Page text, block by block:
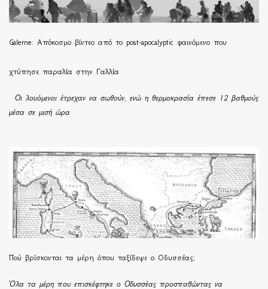
Galerne: Απόκοσμο βίντεο από το post-apocalyptic φαινόμενο που
χτύπησε παραλία στην Γαλλία
Οι λουόμενοι έτρεχαν να σωθούν, ενώ η θερμοκρασία έπεσε 12 βαθμούς
μέσα σε μισή ώρα
Πού βρίσκονται τα μέρη όπου ταξίδεψε ο Οδυσσέας;
Όλα τα μέρη που επισκέφτηκε ο Οδυσσέας προσπαθώντας να